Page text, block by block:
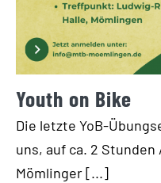
Youth on Bike
Die letzte YoB-
uns, auf ca. 2
Mömlinger [...]